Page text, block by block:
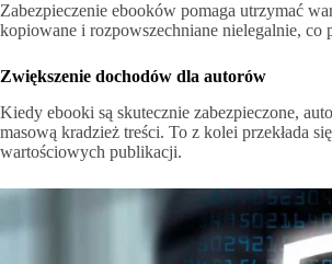
Zabezpieczenie ebooków pomaga utrzymać
kopiowane i rozpowszechniane nielegalnie,
Zwiększenie dochodów dla autorów
Kiedy ebooki są skutecznie zabezpieczone,
masową kradzież treści. To z kolei przekłada
wartościowych publikacji.